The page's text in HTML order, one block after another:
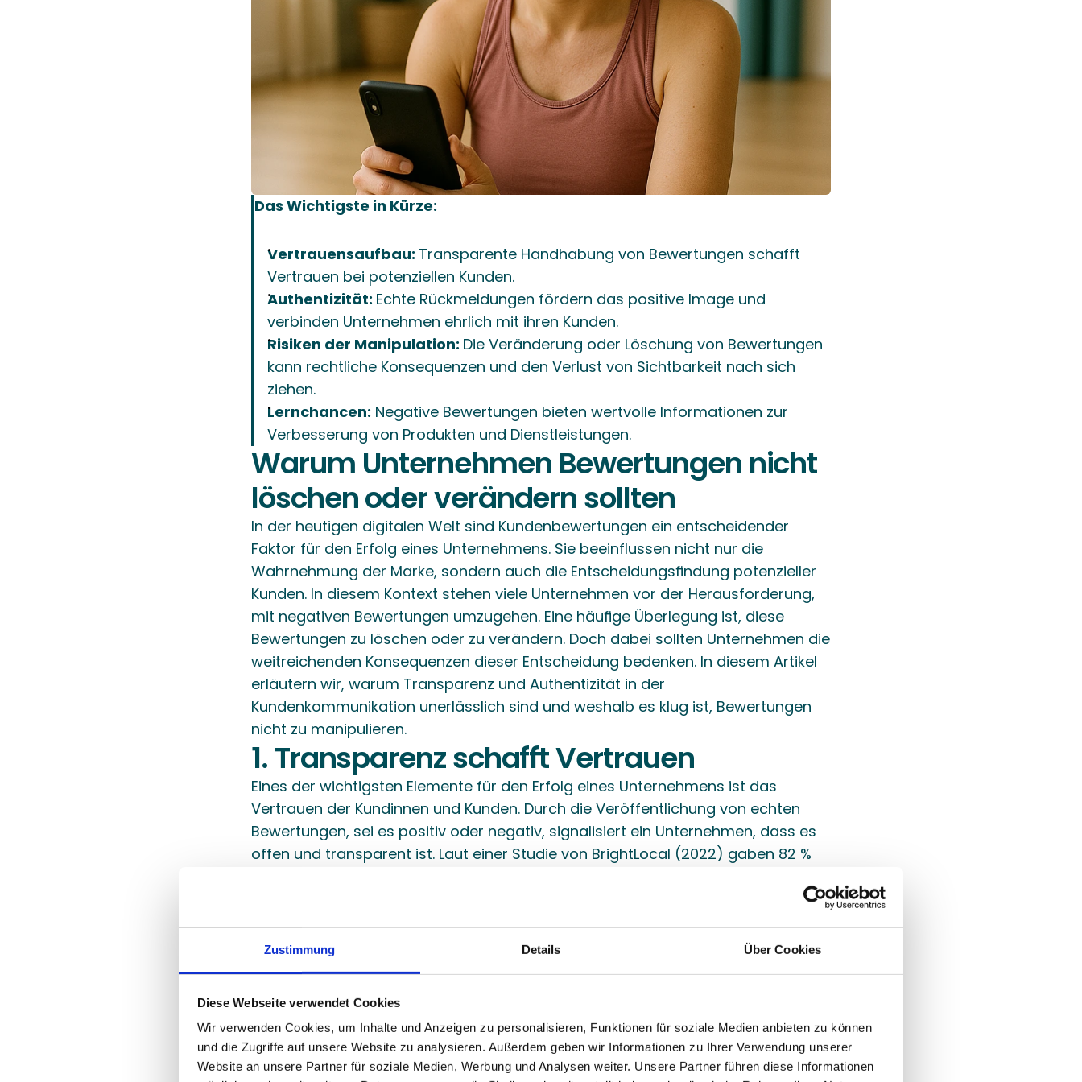
Zustimmung Details Über Cookies
Diese Webseite verwendet Cookies
Wir verwenden Cookies, um Inhalte und Anzeigen zu personalisieren, Funktionen für soziale Medien anbieten zu können
und die Zugriffe auf unsere Website zu analysieren. Außerdem geben wir Informationen zu Ihrer Verwendung unserer
Website an unsere Partner für soziale Medien, Werbung und Analysen weiter. Unsere Partner führen diese Informationen
Das Wichtigste in Kürze:
Vertrauensaufbau: Transparente Handhabung von Bewertungen schafft
Vertrauen bei potenziellen Kunden.
Authentizität: Echte Rückmeldungen fördern das positive Image und
verbinden Unternehmen ehrlich mit ihren Kunden.
Risiken der Manipulation: Die Veränderung oder Löschung von Bewertungen
kann rechtliche Konsequenzen und den Verlust von Sichtbarkeit nach sich
ziehen.
Lernchancen: Negative Bewertungen bieten wertvolle Informationen zur
Verbesserung von Produkten und Dienstleistungen.
Warum Unternehmen Bewertungen nicht
löschen oder verändern sollten
In der heutigen digitalen Welt sind Kundenbewertungen ein entscheidender
Faktor für den Erfolg eines Unternehmens. Sie beeinflussen nicht nur die
Wahrnehmung der Marke, sondern auch die Entscheidungsfindung potenzieller
Kunden. In diesem Kontext stehen viele Unternehmen vor der Herausforderung,
mit negativen Bewertungen umzugehen. Eine häufige Überlegung ist, diese
Bewertungen zu löschen oder zu verändern. Doch dabei sollten Unternehmen die
weitreichenden Konsequenzen dieser Entscheidung bedenken. In diesem Artikel
erläutern wir, warum Transparenz und Authentizität in der
Kundenkommunikation unerlässlich sind und weshalb es klug ist, Bewertungen
nicht zu manipulieren.
1. Transparenz schafft Vertrauen
Eines der wichtigsten Elemente für den Erfolg eines Unternehmens ist das
Vertrauen der Kundinnen und Kunden. Durch die Veröffentlichung von echten
Bewertungen, sei es positiv oder negativ, signalisiert ein Unternehmen, dass es
offen und transparent ist. Laut einer Studie von BrightLocal (2022) gaben 82 %
authentische Bewertungen anzeigt. Wenn Unternehmen negative Bewertungen
etwas zu verbergen haben. Ein ehrlicher Umgang mit Feedback trägt dazu bei,
das Vertrauen der Kunden zu gewinnen und langfristige Beziehungen
Negative Bewertungen als Chance zur Verbesserung nutzen, ein weiterer Grund,
warum Unternehmen Bewertungen nicht manipulieren sollten, ist die wertvolle
Gelegenheit, die in negativen Rückmeldungen steckt. Jede kritische Bewertung